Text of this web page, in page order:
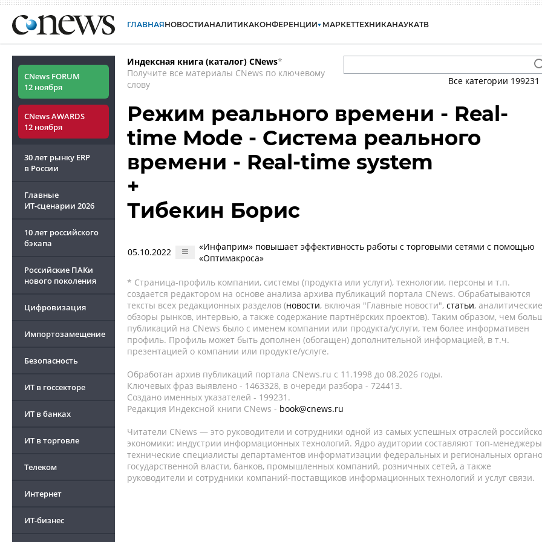
ГЛАВНАЯНОВОСТИАНАЛИТИКАКОНФЕРЕНЦИИ МАРКЕТТЕХНИКАНАУКАТВ
CNews FORUM
12 ноября
CNews AWARDS
12 ноября
30 лет рынку ERP
в России
Главные
ИТ-сценарии 2026
10 лет российского
бэкапа
Российские ПАКи
нового поколения
Цифровизация
Импортозамещение
Безопасность
ИТ в госсекторе
ИТ в банках
ИТ в торговле
Телеком
Интернет
ИТ-бизнес
Индексная книга (каталог) CNews*
Получите все материалы CNews по ключевому
слову
Все категории 199231
Режим реального времени - Real-
time Mode - Система реального
времени - Real-time system
+
Тибекин Борис
05.10.2022
«Инфаприм» повышает эффективность работы с торговыми сетями с помощью
«Оптимакроса»
* Страница-профиль компании, системы (продукта или услуги), технологии, персоны и т.п.
создается редактором на основе анализа архива публикаций портала CNews. Обрабатываются
тексты всех редакционных разделов (новости, включая "Главные новости", статьи, аналитические
обзоры рынков, интервью, а также содержание партнёрских проектов). Таким образом, чем
публикаций на CNews было с именем компании или продукта/услуги, тем более информативен
профиль. Профиль может быть дополнен (обогащен) дополнительной информацией, в т.ч.
презентацией о компании или продукте/услуге.
Обработан архив публикаций портала CNews.ru c 11.1998 до 08.2026 годы.
Ключевых фраз выявлено - 1463328, в очереди разбора - 724413.
Создано именных указателей - 199231.
Редакция Индексной книги CNews - book@cnews.ru
Читатели CNews — это руководители и сотрудники одной из самых успешных отраслей
экономики: индустрии информационных технологий. Ядро аудитории составляют топ-
технические специалисты департаментов информатизации федеральных и региональных
государственной власти, банков, промышленных компаний, розничных сетей, а также
руководители и сотрудники компаний-поставщиков информационных технологий и услуг связи.